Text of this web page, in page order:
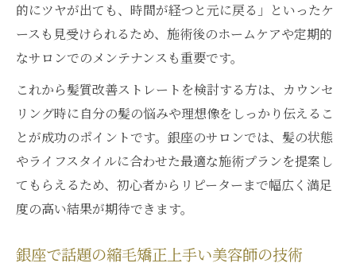
的にツヤが出ても、時間が経つと元に戻る」といったケ
ースも見受けられるため、施術後のホームケアや定期的
なサロンでのメンテナンスも重要です。
これから髪質改善ストレートを検討する方は、カウンセ
リング時に自分の髪の悩みや理想像をしっかり伝えるこ
とが成功のポイントです。銀座のサロンでは、髪の状態
やライフスタイルに合わせた最適な施術プランを提案し
てもらえるため、初心者からリピーターまで幅広く満足
度の高い結果が期待できます。
銀座で話題の縮毛矯正上手い美容師の技術